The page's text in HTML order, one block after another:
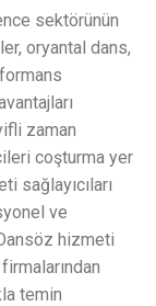
sektörünün
oryantal dans,
zaman
coşturma yer
sağlayıcıları
ve
hizmeti
temin